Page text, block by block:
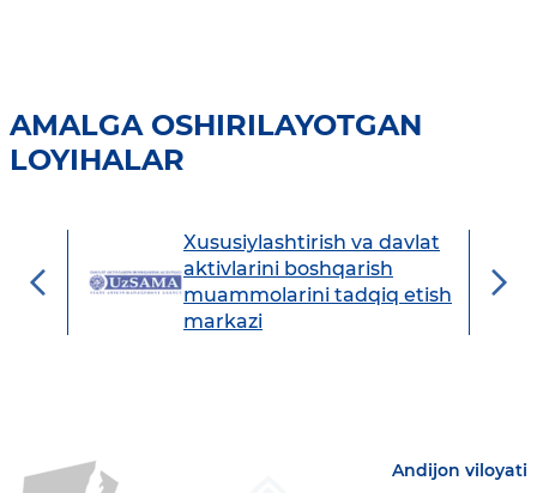
AMALGA OSHIRILAYOTGAN
LOYIHALAR
Xususiylashtirish va davlat
aktivlarini boshqarish
muammolarini tadqiq etish
markazi
Andijon viloyati